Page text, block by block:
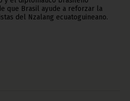
que Brasil ayude a reforzar la
del Nzalang ecuatoguineano.